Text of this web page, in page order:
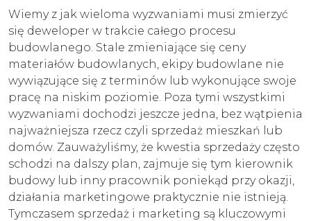
Wiemy z jak wieloma wyzwaniami musi zmierzyć
się deweloper w trakcie całego procesu
budowlanego. Stale zmieniające się ceny
materiałów budowlanych, ekipy budowlane nie
wywiązujące się z terminów lub wykonujące swoje
pracę na niskim poziomie. Poza tymi wszystkimi
wyzwaniami dochodzi jeszcze jedna, bez wątpienia
najważniejsza rzecz czyli sprzedaż mieszkań lub
domów. Zauważyliśmy, że kwestia sprzedaży często
schodzi na dalszy plan, zajmuje się tym kierownik
budowy lub inny pracownik poniekąd przy okazji,
działania marketingowe praktycznie nie istnieją.
Tymczasem sprzedaż i marketing są kluczowymi